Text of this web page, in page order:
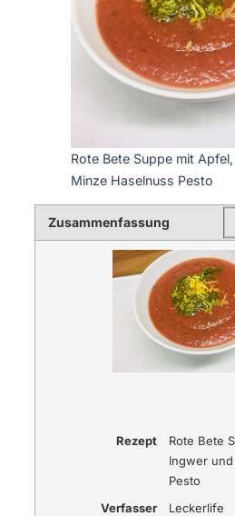
Rote Bete Suppe mit
Minze Haselnuss Pesto
Zusammenfassung
Rezept
Rote Bete
Ingwer
Pesto
Verfasser
Leckerlife